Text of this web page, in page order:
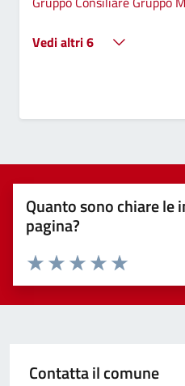
Vedi altri 6
Quanto sono chiare
pagina?
Valuta 5
Valuta 4 stelle
Valuta 3 stelle su 5
Valuta 2 stelle su 5
Valuta 1 stelle su 5
Contatta il comune